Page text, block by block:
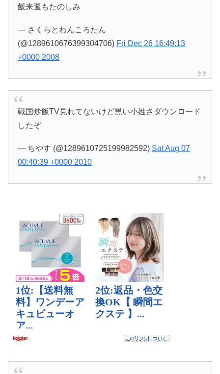
飯来週もたのしみ
— さくらとわんころたん
(@1289610676399304706) Fri Dec 26 16:49:13
+0000 2008
戦国炒飯TV見れてないけど黒い小姓さダウンロード
したぞ
— ちやす (@1289610725199982592) Sat Aug 07
00:40:39 +0000 2010